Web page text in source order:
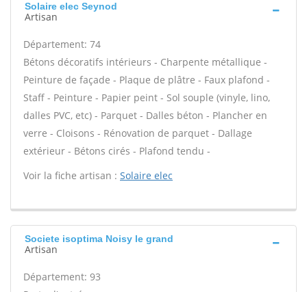
Solaire elec Seynod
Artisan
Département: 74
Bétons décoratifs intérieurs - Charpente métallique -
Peinture de façade - Plaque de plâtre - Faux plafond -
Staff - Peinture - Papier peint - Sol souple (vinyle, lino,
dalles PVC, etc) - Parquet - Dalles béton - Plancher en
verre - Cloisons - Rénovation de parquet - Dallage
extérieur - Bétons cirés - Plafond tendu -
Voir la fiche artisan : Solaire elec
Societe isoptima Noisy le grand
Artisan
Département: 93